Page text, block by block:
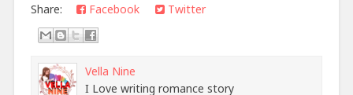
Share: Facebook Twitter
Vella Nine
I Love writing romance story